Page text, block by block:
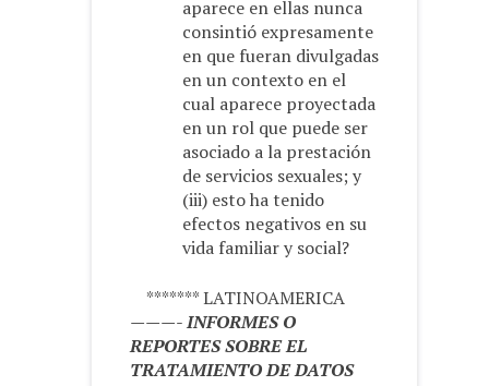
aparece en ellas nunca
consintió expresamente
en que fueran divulgadas
en un contexto en el
cual aparece proyectada
en un rol que puede ser
asociado a la prestación
de servicios sexuales; y
(iii) esto ha tenido
efectos negativos en su
vida familiar y social?
******* LATINOAMERICA
———- INFORMES O
REPORTES SOBRE EL
TRATAMIENTO DE DATOS